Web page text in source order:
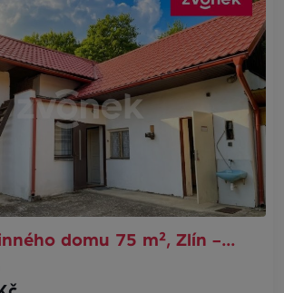
domu 75 m², Zlín -…